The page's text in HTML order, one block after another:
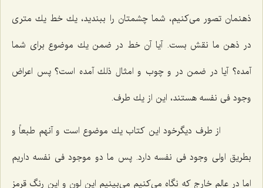
ذهنمان تصور مى‌كنیم، شما چشمتان را ببندید، یك خط یك مترى
در ذهن ما نقش بست. آیا آن خط در ضمن یك موضوع براى شما
آمده؟ آیا در ضمن در و چوب و امثال ذلك آمده است؟ پس اعراض
وجود فى نفسه هستند، این از یك طرف.
از طرف دیگرخود این كتاب یك موضوع است و آنهم طبعاً و
بطریق اولى وجود فى نفسه دارد. پس ما دو موجود فى نفسه داریم
اما در عالم خارج كه نگاه مى‌كنیم مى‌بینیم این لون و این رنگ قرمز